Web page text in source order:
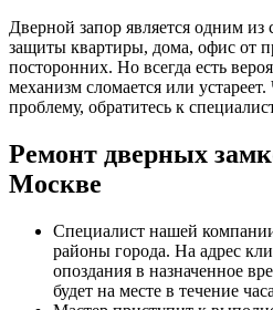
Дверной запор является одним из
защиты квартиры, дома, офис от
посторонних. Но всегда есть
механизм сломается или
проблему, обратитесь к
Ремонт дверных
Москве
Специалист нашей
районы города. На адрес
опоздания в назначенное
будет на месте в течение